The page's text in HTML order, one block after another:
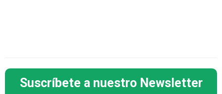
Suscríbete a nuestro Newsletter